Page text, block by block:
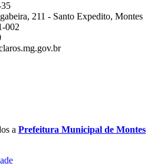
211 - Santo Expedito, Montes
002
a Prefeitura Municipal de Montes